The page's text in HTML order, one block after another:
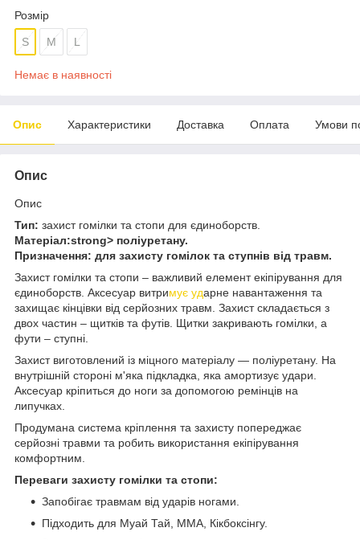
Розмір
S M L
Немає в наявності
Опис Характеристики Доставка Оплата Умови
Опис
Опис
Тип: захист гомілки та стопи для єдиноборств.
Матеріал:strong> поліуретану.
Призначення: для захисту гомілок та ступнів від травм.
Захист гомілки та стопи – важливий елемент екіпірування для
єдиноборств. Аксесуар витримує ударне навантаження та
захищає кінцівки від серйозних травм. Захист складається з
двох частин – щитків та футів. Щитки закривають гомілки, а
фути – ступні.
Захист виготовлений із міцного матеріалу — поліуретану. На
внутрішній стороні м'яка підкладка, яка амортизує удари.
Аксесуар кріпиться до ноги за допомогою ремінців на
липучках.
Продумана система кріплення та захисту попереджає
серйозні травми та робить використання екіпірування
комфортним.
Переваги захисту гомілки та стопи:
Запобігає травмам від ударів ногами.
Підходить для Муай Тай, ММА, Кікбоксінгу.